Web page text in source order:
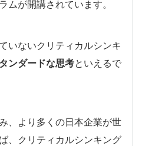
ムが開講されています。
いないクリティカルシンキ
ンダードな思考といえるで
、より多くの日本企業が世
、クリティカルシンキング